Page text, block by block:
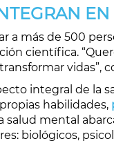
a más de 500
científica.
vidas”,
integral de la
habilidades,
salud mental
biológicos,